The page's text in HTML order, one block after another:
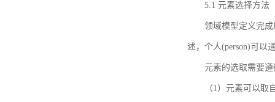
5.1 元素选择方法
领域模型定义完
述，个人(person)可以
元素的选取需要
（1）元素可以取